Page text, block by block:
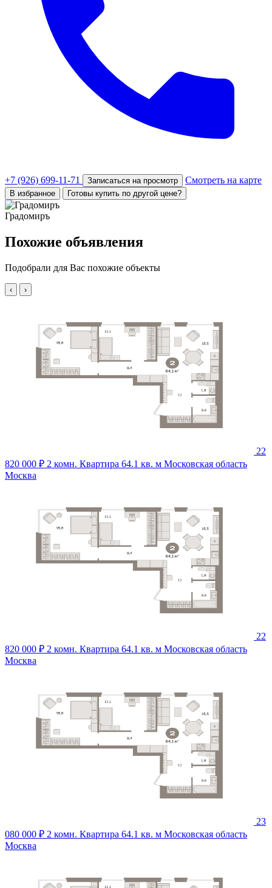
+7 (926) 699-11-71 Записаться на просмотр Смотреть на карте
В избранное Готовы купить по другой цене?
Градомиръ
Похожие объявления
Подобрали для Вас похожие объекты
‹ ›
22
820 000 ₽ 2 комн. Квартира 64.1 кв. м Московская область
Москва
22
820 000 ₽ 2 комн. Квартира 64.1 кв. м Московская область
Москва
23
080 000 ₽ 2 комн. Квартира 64.1 кв. м Московская область
Москва